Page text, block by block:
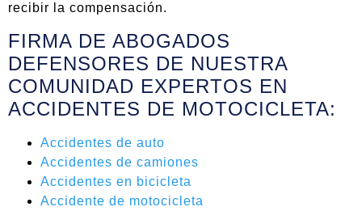
recibir la compensación.
FIRMA DE ABOGADOS
DEFENSORES DE NUESTRA
COMUNIDAD EXPERTOS EN
ACCIDENTES DE MOTOCICLETA:
Accidentes de auto
Accidentes de camiones
Accidentes en bicicleta
Accidente de motocicleta